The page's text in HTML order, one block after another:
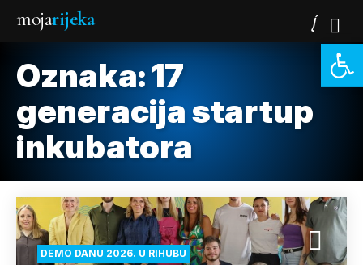
mojarijeka
Oznaka:17
generacija startup
inkubatora
DEMO DANU 2026. U RIHUBU